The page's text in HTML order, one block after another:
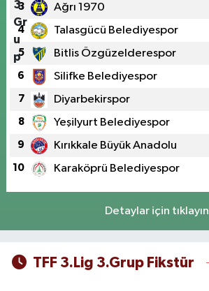
3 Ağrı 1970
4 Talasgücü Belediyespor
5 Bitlis Özgüzelderespor
6 Silifke Belediyespor
7 Diyarbekirspor
8 Yeşilyurt Belediyespor
9 Kırıkkale Büyük Anadolu
10 Karaköprü Belediyespor
Detaylar için tıklayın
TFF 3.Lig 3.Grup Fikstür